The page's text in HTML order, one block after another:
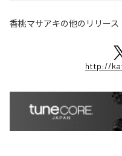
香桃マサアキの他のリリース
http://